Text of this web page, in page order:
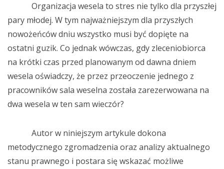
Organizacja wesela to stres nie tylko dla przyszłej
pary młodej. W tym najważniejszym dla przyszłych
nowożeńców dniu wszystko musi być dopięte na
ostatni guzik. Co jednak wówczas, gdy zleceniobiorca
na krótki czas przed planowanym od dawna dniem
wesela oświadczy, że przez przeoczenie jednego z
pracowników sala weselna została zarezerwowana na
dwa wesela w ten sam wieczór?
Autor w niniejszym artykule dokona
metodycznego zgromadzenia oraz analizy aktualnego
stanu prawnego i postara się wskazać możliwe